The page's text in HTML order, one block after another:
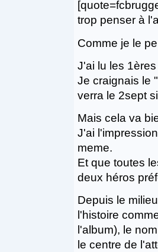
trop penser à
Comme je le
J'ai lu les
Je craignais le
verra le 2sept
Mais cela va
J'ai
meme.
Et que toutes
deux héros
Depuis le
l'histoire
l'album), le
le centre de